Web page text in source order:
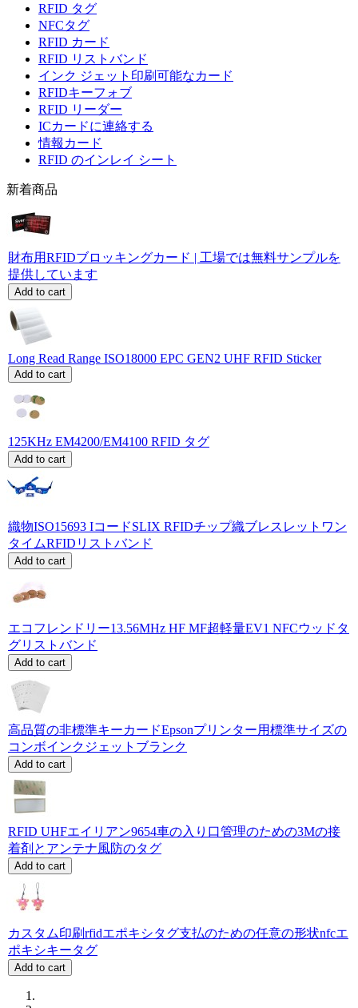
RFID タグ
NFCタグ
RFID カード
RFID リストバンド
インク ジェット印刷可能なカード
RFIDキーフォブ
RFID リーダー
ICカードに連絡する
情報カード
RFID のインレイ シート
新着商品
財布用RFIDブロッキングカード | 工場では無料サンプルを
提供しています
Add to cart
Long Read Range ISO18000 EPC GEN2 UHF RFID Sticker
Add to cart
125KHz EM4200/EM4100 RFID タグ
Add to cart
織物ISO15693 IコードSLIX RFIDチップ織ブレスレットワン
タイムRFIDリストバンド
Add to cart
エコフレンドリー13.56MHz HF MF超軽量EV1 NFCウッドタ
グリストバンド
Add to cart
高品質の非標準キーカードEpsonプリンター用標準サイズの
コンボインクジェットブランク
Add to cart
RFID UHFエイリアン9654車の入り口管理のための3Mの接
着剤とアンテナ風防のタグ
Add to cart
カスタム印刷rfidエポキシタグ支払のための任意の形状nfcエ
ポキシキータグ
Add to cart